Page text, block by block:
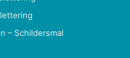
– Schildersmal